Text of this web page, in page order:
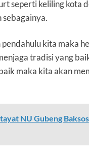
seperti keliling kota
sebagainya.
kita maka
tradisi yang
maka kita akan
NU Gubeng